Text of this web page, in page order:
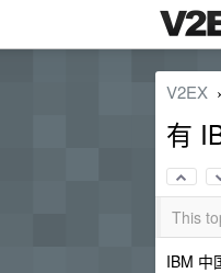
V2EX ›
有
This
IBM 中